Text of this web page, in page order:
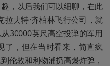
，以后我们可以细聊，在此
夫特·齐柏林飞行公司，就
30000英尺高空投弹的军用
了，但在当时看来，简直疯
伦敦和利物浦扔高爆炸弹，